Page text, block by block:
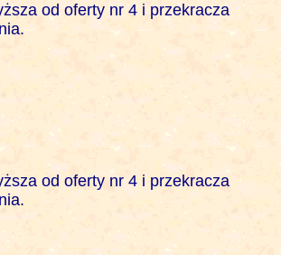
od oferty nr 4 i przekracza
od oferty nr 4 i przekracza